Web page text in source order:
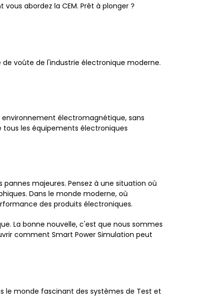
abordez la CEM. Prêt à plonger ?
voûte de l'industrie électronique moderne.
électromagnétique, sans
tous les équipements électroniques
majeures. Pensez à une situation où
Dans le monde moderne, où
des produits électroniques.
La bonne nouvelle, c'est que nous sommes
comment Smart Power Simulation peut
le monde fascinant des systèmes de Test et